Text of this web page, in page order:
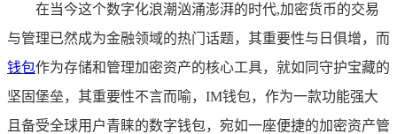
在当今这个数字化浪潮汹涌澎湃的时代,加密货币的交易
与管理已然成为金融领域的热门话题，其重要性与日俱增，而
钱包作为存储和管理加密资产的核心工具，就如同守护宝藏的
坚固堡垒，其重要性不言而喻，IM钱包，作为一款功能强大
且备受全球用户青睐的数字钱包，宛如一座便捷的加密资产管